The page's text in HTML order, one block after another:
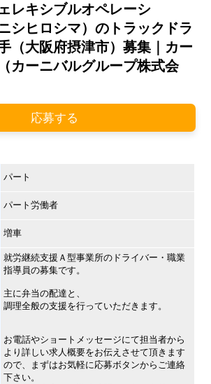
レキシブルオペレーシ
シヒロシマ）のトラックドラ
（大阪府摂津市）募集｜カー
カーニバルグループ株式会
応募する
パート
パート労働者
増車
就労継続支援Ａ型事業所のドライバー・職業
指導員の募集です。
主に弁当の配達と、
調理全般の支援を行っていただきます。
お電話やショートメッセージにて担当者から
より詳しい求人概要をお伝えさせて頂きます
ので、まずはお気軽に応募ボタンからご連絡
下さい。